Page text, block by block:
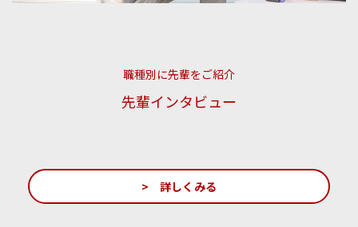
職種別に先輩をご紹介
先輩インタビュー
> 詳しくみる